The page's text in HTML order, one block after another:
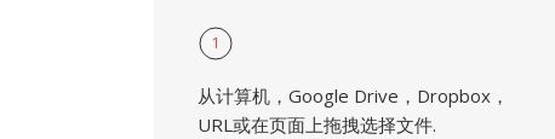
1
从计算机，Google Drive，Dropbox，
URL或在页面上拖拽选择文件.